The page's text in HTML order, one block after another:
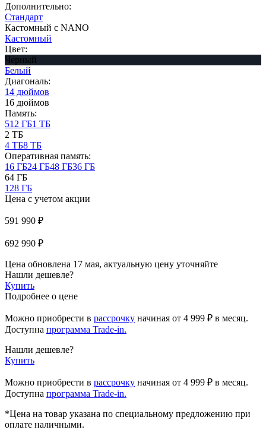
Дополнительно:
Стандарт
Кастомный с NANO
Кастомный
Цвет:
Черный
Белый
Диагональ:
14 дюймов
16 дюймов
Память:
512 ГБ1 ТБ
2 ТБ
4 ТБ8 ТБ
Оперативная память:
16 ГБ24 ГБ48 ГБ36 ГБ
64 ГБ
128 ГБ
Цена с учетом акции
591 990 ₽
692 990 ₽
Цена обновлена 17 мая, актуальную цену уточняйте
Нашли дешевле?
Купить
Подробнее о цене
Можно приобрести в рассрочку начиная от 4 999 ₽ в месяц.
Доступна программа Trade-in.
Нашли дешевле?
Купить
Можно приобрести в рассрочку начиная от 4 999 ₽ в месяц.
Доступна программа Trade-in.
*Цена на товар указана по специальному предложению при
оплате наличными.